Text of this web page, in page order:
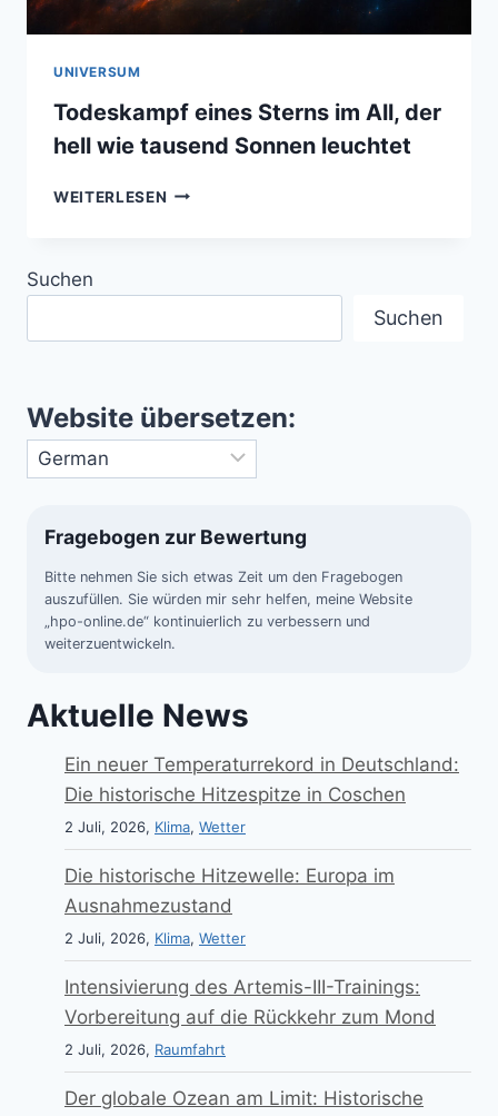
UNIVERSUM
Todeskampf eines Sterns im All, der
hell wie tausend Sonnen leuchtet
WEITERLESEN TODESKAMPF
LEUCHTET
Suchen
Suchen
Website übersetzen:
Fragebogen zur Bewertung
Bitte nehmen Sie sich etwas Zeit um den Fragebogen
auszufüllen. Sie würden mir sehr helfen, meine Website
„hpo-online.de“ kontinuierlich zu verbessern und
weiterzuentwickeln.
Aktuelle News
Ein neuer Temperaturrekord in Deutschland:
Die historische Hitzespitze in Coschen
2 Juli, 2026, Klima, Wetter
Die historische Hitzewelle: Europa im
Ausnahmezustand
2 Juli, 2026, Klima, Wetter
Intensivierung des Artemis-III-Trainings:
Vorbereitung auf die Rückkehr zum Mond
2 Juli, 2026, Raumfahrt
Der globale Ozean am Limit: Historische